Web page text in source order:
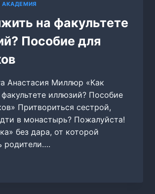
АКАДЕМИЯ
на факультете
Пособие для
Анастасия Миллюр «Как
иллюзий? Пособие
Притвориться сестрой,
в монастырь? Пожалуйста!
без дара, от которой
родители….